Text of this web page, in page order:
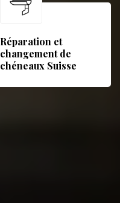
Réparation et
changement de
chéneaux Suisse